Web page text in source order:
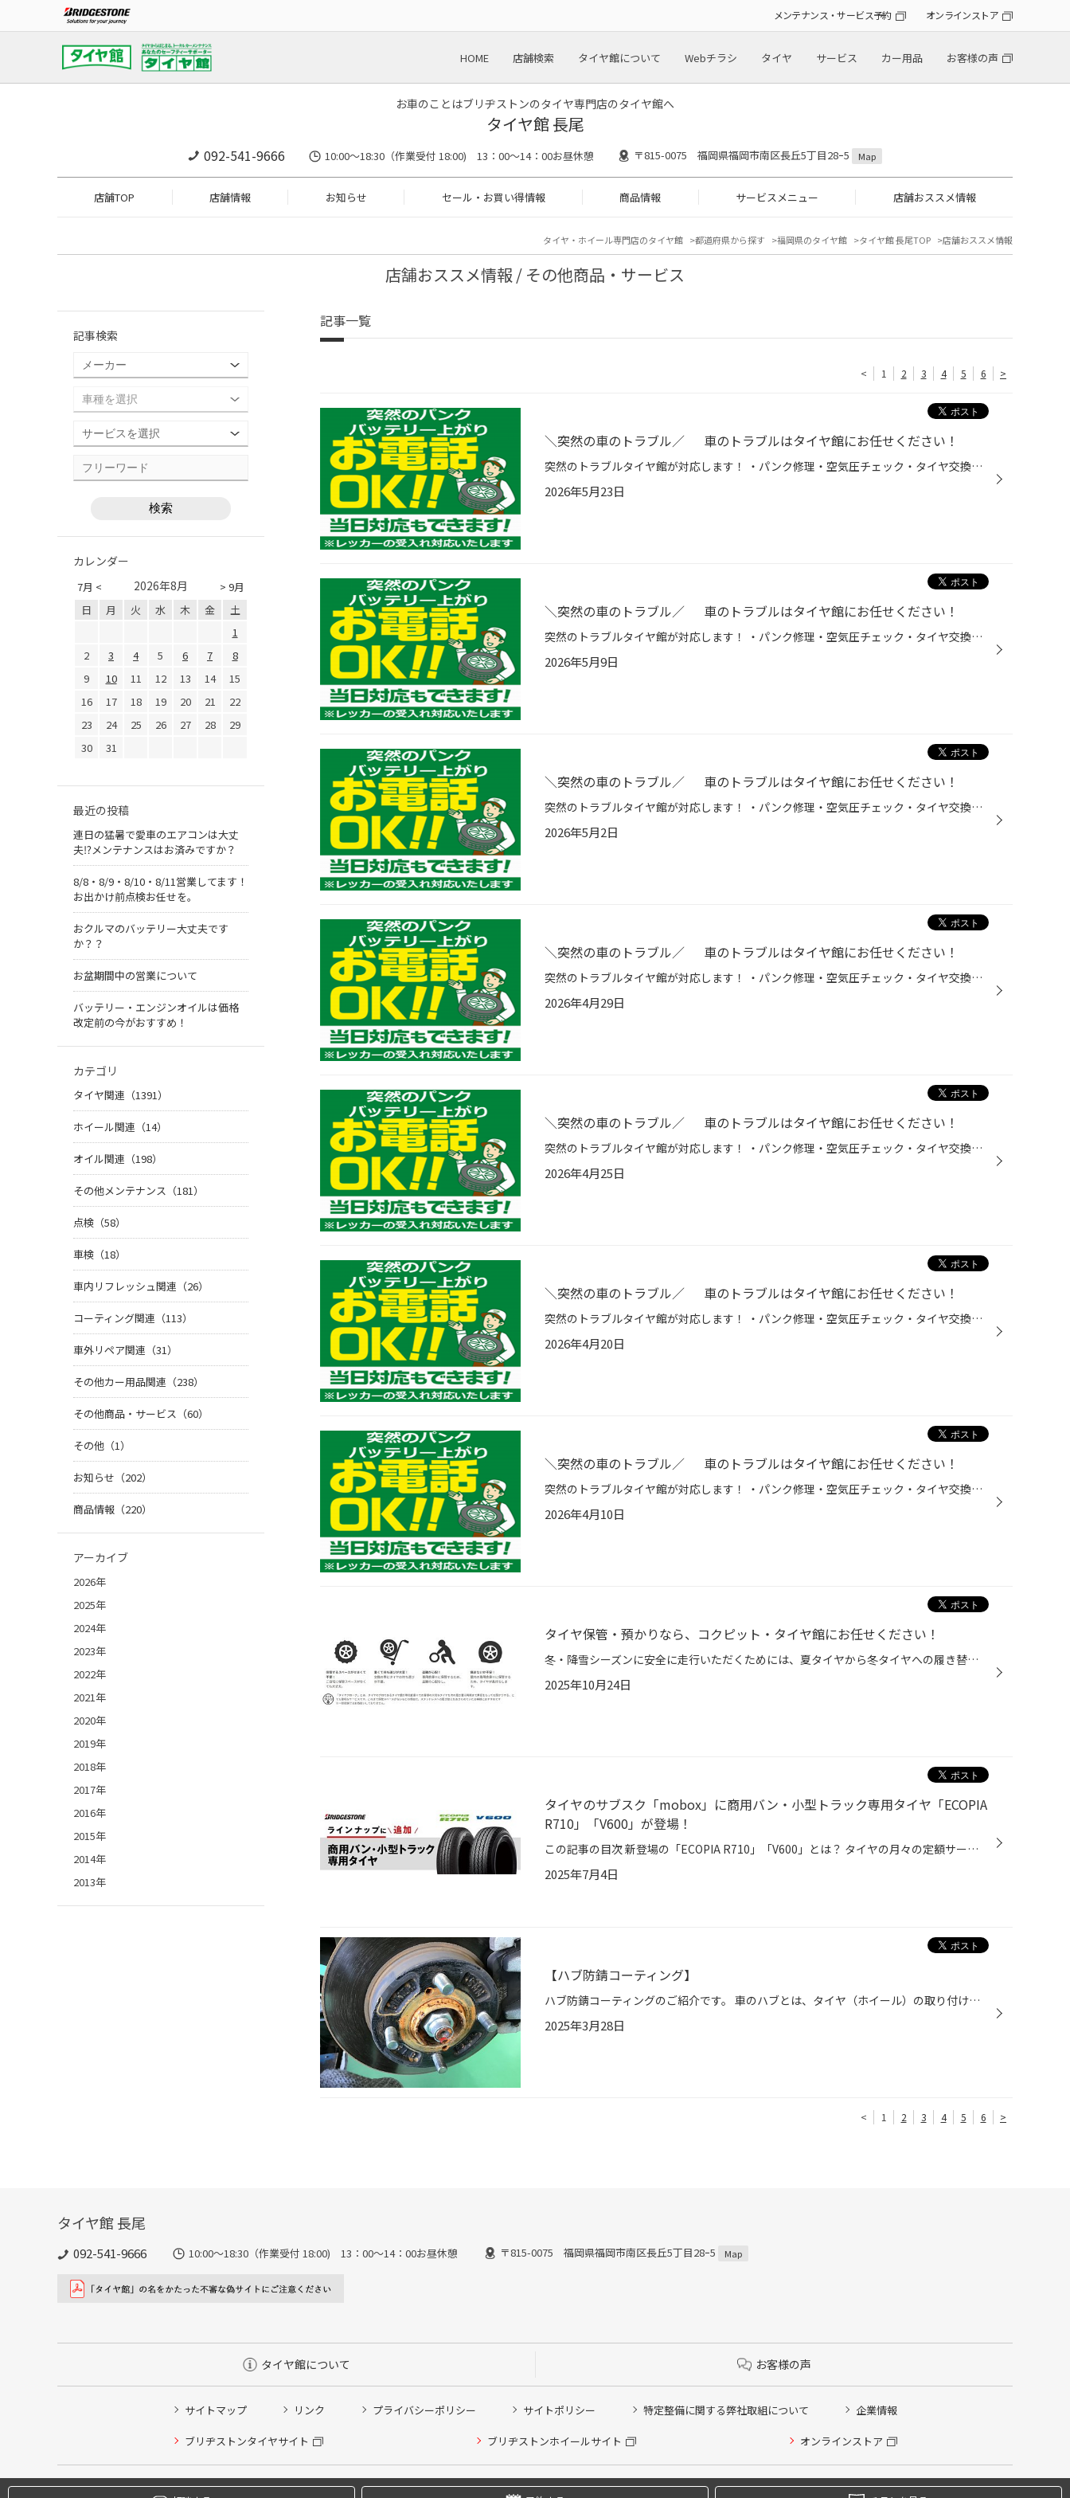
メンテナンス・サービス予約 オンラインストア
HOME 店舗検索 タイヤ館について Webチラシ タイヤ サービス カー用品 お客様の声
お車のことはブリヂストンのタイヤ専門店のタイヤ館へ
タイヤ館 長尾
092-541-9666 10:00～18:30（作業受付 18:00) 13：00～14：00お昼休憩 〒815-0075 福岡県福岡市南区長丘5丁目28ｰ5 Map
店舗TOP 店舗情報 お知らせ セール・お買い得情報 商品情報 サービスメニュー 店舗おススメ情報
タイヤ・ホイール専門店のタイヤ館 都道府県から探す 福岡県のタイヤ館 タイヤ館 長尾TOP 店舗おススメ情報
店舗おススメ情報 / その他商品・サービス
記事一覧
< 1 2 3 4 5 6 >
＼突然の車のトラブル／ 車のトラブルはタイヤ館にお任せください！
突然のトラブルタイヤ館が対応します！ ・パンク修理・空気圧チェック・タイヤ交換・バッテリー上がり点検 安全・安心なカーライフを全力でサポートさせていただきます。プロスタッフが対応します。 「これ大丈夫かな？」と思ったらお気軽にご来店ください！ 走行中のパンク、空気圧低下、タイヤの...
2026年5月23日
＼突然の車のトラブル／ 車のトラブルはタイヤ館にお任せください！
突然のトラブルタイヤ館が対応します！ ・パンク修理・空気圧チェック・タイヤ交換・バッテリー上がり点検 安全・安心なカーライフを全力でサポートさせていただきます。プロスタッフが対応します。 「これ大丈夫かな？」と思ったらお気軽にご来店ください！ 走行中のパンク、空気圧低下、タイヤの...
2026年5月9日
＼突然の車のトラブル／ 車のトラブルはタイヤ館にお任せください！
突然のトラブルタイヤ館が対応します！ ・パンク修理・空気圧チェック・タイヤ交換・バッテリー上がり点検 安全・安心なカーライフを全力でサポートさせていただきます。プロスタッフが対応します。 「これ大丈夫かな？」と思ったらお気軽にご来店ください！ 走行中のパンク、空気圧低下、タイヤの...
2026年5月2日
＼突然の車のトラブル／ 車のトラブルはタイヤ館にお任せください！
突然のトラブルタイヤ館が対応します！ ・パンク修理・空気圧チェック・タイヤ交換・バッテリー上がり点検 安全・安心なカーライフを全力でサポートさせていただきます。プロスタッフが対応します。 「これ大丈夫かな？」と思ったらお気軽にご来店ください！ 走行中のパンク、空気圧低下、タイヤの...
2026年4月29日
＼突然の車のトラブル／ 車のトラブルはタイヤ館にお任せください！
突然のトラブルタイヤ館が対応します！ ・パンク修理・空気圧チェック・タイヤ交換・バッテリー上がり点検 安全・安心なカーライフを全力でサポートさせていただきます。プロスタッフが対応します。 「これ大丈夫かな？」と思ったらお気軽にご来店ください！ 走行中のパンク、空気圧低下、タイヤの...
2026年4月25日
＼突然の車のトラブル／ 車のトラブルはタイヤ館にお任せください！
突然のトラブルタイヤ館が対応します！ ・パンク修理・空気圧チェック・タイヤ交換・バッテリー上がり点検 安全・安心なカーライフを全力でサポートさせていただきます。プロスタッフが対応します。 「これ大丈夫かな？」と思ったらお気軽にご来店ください！ 走行中のパンク、空気圧低下、タイヤの...
2026年4月20日
＼突然の車のトラブル／ 車のトラブルはタイヤ館にお任せください！
突然のトラブルタイヤ館が対応します！ ・パンク修理・空気圧チェック・タイヤ交換・バッテリー上がり点検 安全・安心なカーライフを全力でサポートさせていただきます。プロスタッフが対応します。 「これ大丈夫かな？」と思ったらお気軽にご来店ください！ 走行中のパンク、空気圧低下、タイヤの...
2026年4月10日
タイヤ保管・預かりなら、コクピット・タイヤ館にお任せください！
冬・降雪シーズンに安全に走行いただくためには、夏タイヤから冬タイヤへの履き替えがとても重要ですが、 外したタイヤはどうすれば？とお困りのお客様がいらっしゃるのではないでしょうか？ 今回は「タイヤ保管」についてご紹介します。 「外したタイヤはどうすればいいの？」 夏タイヤから冬タイ...
2025年10月24日
タイヤのサブスク「mobox」に商用バン・小型トラック専用タイヤ「ECOPIA
R710」「V600」が登場！
この記事の目次 新登場の「ECOPIA R710」「V600」とは？ タイヤの月々の定額サービス「mobox」のご紹介 タイヤの月々の定額サービス「mobox」をご存じですか？ ブリヂストンのmoboxはタイヤだけでなく、お車のメンテナンスも定額で利用できるサービスです。 そんな「mobox」に商用バン・小型トラッ...
2025年7月4日
【ハブ防錆コーティング】
ハブ防錆コーティングのご紹介です。 車のハブとは、タイヤ（ホイール）の取り付け面の事。 鉄でできているため、雨などの水分やブレーキからの熱の影響を受け非常に錆びやすい場所なんです。 サビが進行すると、、、 ホイールが固着して外れにくくなったり、回転した際の振れやナット（ボルト）の...
2025年3月28日
< 1 2 3 4 5 6 >
記事検索
カレンダー
7月 < > 9月
2026年8月
日 月 火 水 木 金
土
1
2
3 4 5 6 7
8
9
10 11 12 13 14
15
16
17 18 19 20 21
22
23
24 25 26 27 28
29
30
31
最近の投稿
連日の猛暑で愛車のエアコンは大丈
夫⁉メンテナンスはお済みですか？
8/8・8/9・8/10・8/11営業してます！
お出かけ前点検お任せを。
おクルマのバッテリー大丈夫です
か？？
お盆期間中の営業について
バッテリー・エンジンオイルは価格
改定前の今がおすすめ！
カテゴリ
タイヤ関連（1391）
ホイール関連（14）
オイル関連（198）
その他メンテナンス（181）
点検（58）
車検（18）
車内リフレッシュ関連（26）
コーティング関連（113）
車外リペア関連（31）
その他カー用品関連（238）
その他商品・サービス（60）
その他（1）
お知らせ（202）
商品情報（220）
アーカイブ
2026年
2025年
2024年
2023年
2022年
2021年
2020年
2019年
2018年
2017年
2016年
2015年
2014年
2013年
タイヤ館 長尾
092-541-9666 10:00～18:30（作業受付 18:00) 13：00～14：00お昼休憩 〒815-0075 福岡県福岡市南区長丘5丁目28ｰ5 Map
タイヤ館について お客様の声
サイトマップ リンク プライバシーポリシー サイトポリシー 特定整備に関する弊社取組について 企業情報
ブリヂストンタイヤサイト ブリヂストンホイールサイト オンラインストア
Copyright © 2024 Bridgestone Retail Co.,Ltd. All rights Reserved.
タイヤ点検・安全点検/タイヤ履き替え/オイル交換/その他ピット作業の予約
クローク契約会員専用タイヤ履き替え※タイヤ履き替えを希望のクローク契約会員の方はこちらを選択ください
本日のタイヤ履き替え順番待ち予約 ※クローク契約会員の方はご利用いただけません